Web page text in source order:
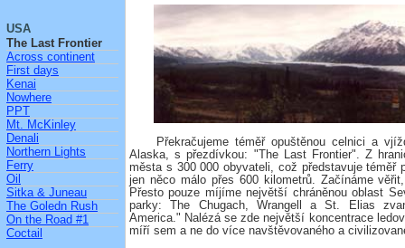
USA
The Last Frontier
Across continent
First days
Kenai
Nowhere
PPT
Mt. McKinley
Denali
Northern Lights
Ferry
Oil
Sitka & Juneau
The Goledn Rush
On the Road #1
Coctail
Překračujeme téměř opuštěnou celnici a
Alaska, s přezdívkou: "The Last Frontier". Z
města s 300 000 obyvateli, což představuje téměř
jen něco málo přes 600 kilometrů. Začínáme
Přesto pouze míjíme největší chráněnou oblast
parky: The Chugach, Wrangell a St. Elias
America." Nalézá se zde největší koncentrace
míří sem a ne do více navštěvovaného a